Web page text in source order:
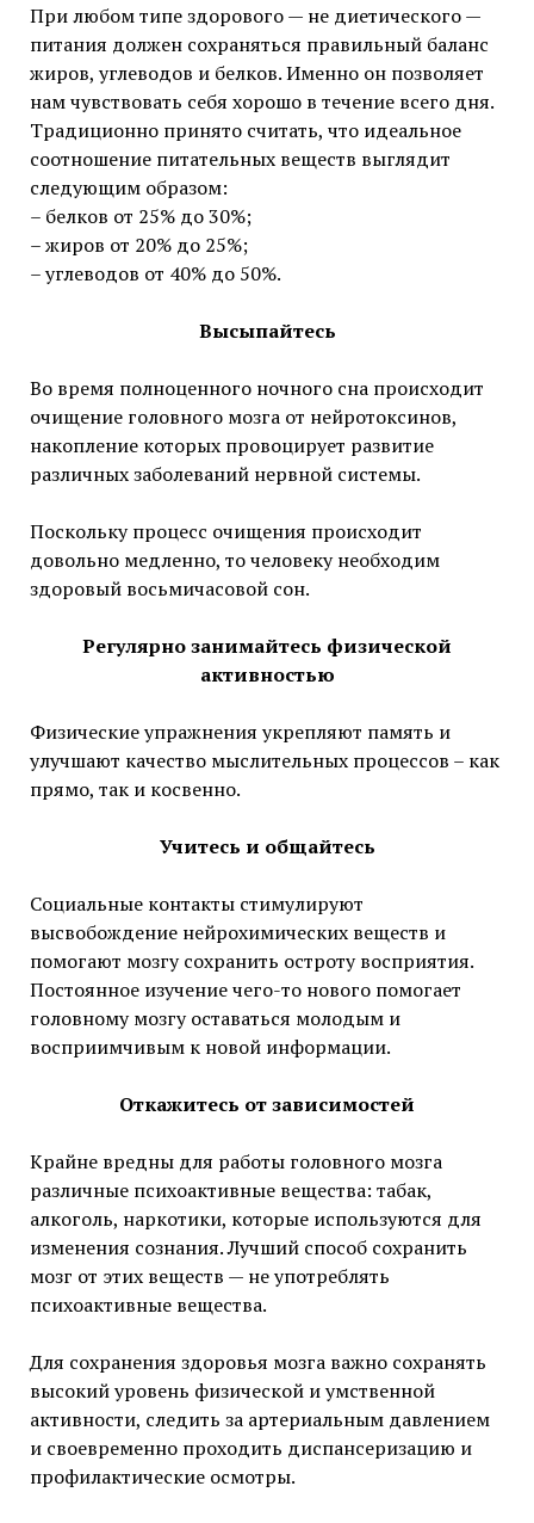
При любом типе здорового — не диетического —
питания должен сохраняться правильный баланс
жиров, углеводов и белков. Именно он позволяет
нам чувствовать себя хорошо в течение всего дня.
Традиционно принято считать, что идеальное
соотношение питательных веществ выглядит
следующим образом:
– белков от 25% до 30%;
– жиров от 20% до 25%;
– углеводов от 40% до 50%.
Высыпайтесь
Во время полноценного ночного сна происходит
очищение головного мозга от нейротоксинов,
накопление которых провоцирует развитие
различных заболеваний нервной системы.
Поскольку процесс очищения происходит
довольно медленно, то человеку необходим
здоровый восьмичасовой сон.
Регулярно занимайтесь физической
активностью
Физические упражнения укрепляют память и
улучшают качество мыслительных процессов – как
прямо, так и косвенно.
Учитесь и общайтесь
Социальные контакты стимулируют
высвобождение нейрохимических веществ и
помогают мозгу сохранить остроту восприятия.
Постоянное изучение чего-то нового помогает
головному мозгу оставаться молодым и
восприимчивым к новой информации.
Откажитесь от зависимостей
Крайне вредны для работы головного мозга
различные психоактивные вещества: табак,
алкоголь, наркотики, которые используются для
изменения сознания. Лучший способ сохранить
мозг от этих веществ — не употреблять
психоактивные вещества.
Для сохранения здоровья мозга важно сохранять
высокий уровень физической и умственной
активности, следить за артериальным давлением
и своевременно проходить диспансеризацию и
профилактические осмотры.